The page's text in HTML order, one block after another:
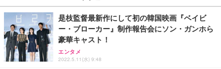
￥27,999
Sezlife オフィスチェア デスクチェア 疲れない テレ
ワーク チェア 強化バックレスト 30度ロッキング機
能 人間工学 椅子 腰サポート 90度跳ね上げ式アーム
レスト 3Dヘッドレスト ハンガー付き 高反発クッシ
￥109,572
【純正品】27"ゲーミングモニター DualSense 充電
フック付き（CFI-ZDM1J）
￥49,979
￥3,234
ネオ・ルーライフ ネオ・オムツ L 中型犬用 26枚入
り 単品
￥1,800
是枝監督最新作にして初の韓国映画『ベイビ
ー・ブローカー』制作報告会にソン・ガンホら
豪華キャスト！
エンタメ
2022.5.11(水) 9:48